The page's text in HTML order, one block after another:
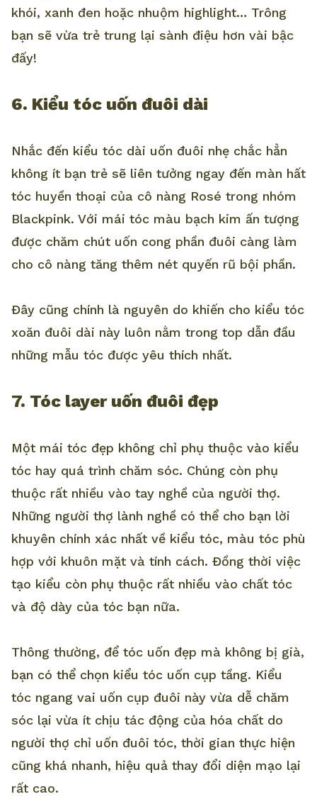
khói, xanh đen hoặc nhuộm highlight… Trông
bạn sẽ vừa trẻ trung lại sành điệu hơn vài bậc
đấy!
6. Kiểu tóc uốn đuôi dài
Nhắc đến kiểu tóc dài uốn đuôi nhẹ chắc hẳn
không ít bạn trẻ sẽ liên tưởng ngay đến màn hất
tóc huyền thoại của cô nàng Rosé trong nhóm
Blackpink. Với mái tóc màu bạch kim ấn tượng
được chăm chút uốn cong phần đuôi càng làm
cho cô nàng tăng thêm nét quyến rũ bội phần.
Đây cũng chính là nguyên do khiến cho kiểu tóc
xoăn đuôi dài này luôn nằm trong top dẫn đầu
những mẫu tóc được yêu thích nhất.
7. Tóc layer uốn đuôi đẹp
Một mái tóc đẹp không chỉ phụ thuộc vào kiểu
tóc hay quá trình chăm sóc. Chúng còn phụ
thuộc rất nhiều vào tay nghề của người thợ.
Những người thợ lành nghề có thể cho bạn lời
khuyên chính xác nhất về kiểu tóc, màu tóc phù
hợp với khuôn mặt và tính cách. Đồng thời việc
tạo kiểu còn phụ thuộc rất nhiều vào chất tóc
và độ dày của tóc bạn nữa.
Thông thường, để tóc uốn đẹp mà không bị già,
bạn có thể chọn kiểu tóc uốn cụp tầng. Kiểu
tóc ngang vai uốn cụp đuôi này vừa dễ chăm
sóc lại vừa ít chịu tác động của hóa chất do
người thợ chỉ uốn đuôi tóc, thời gian thực hiện
cũng khá nhanh, hiệu quả thay đổi diện mạo lại
rất cao.